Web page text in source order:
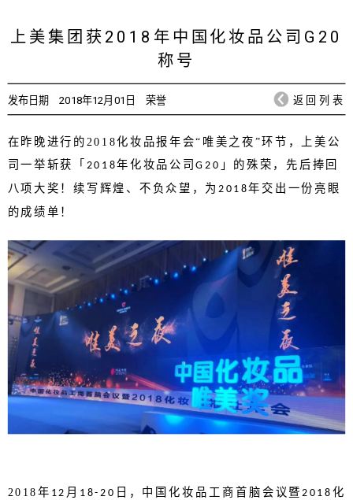
上美集团获2018年中国化妆品公司G20
称号
发布日期 2018年12月01日 荣誉 返回列表
在昨晚进行的 2018化妆品报年会“唯美之夜”环节，上美公
司一举斩获「 2018年化妆品公司G20 」的殊荣，先后捧回
八项大奖！续写辉煌、不负众望，为2018年交出一份亮眼
的成绩单！
2018年 12 月 18-20 日，中国化妆品工商首脑会议暨2018 化